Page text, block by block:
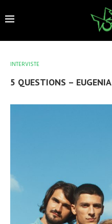
INTERVISTE
5 QUESTIONS –